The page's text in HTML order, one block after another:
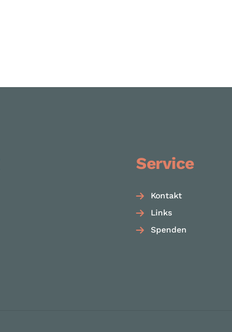
Service
Kontakt
Links
Spenden